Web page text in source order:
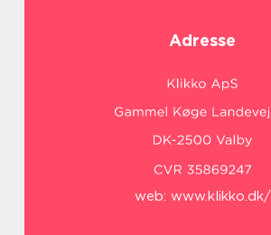
Adresse
web: www.klikko.dk/